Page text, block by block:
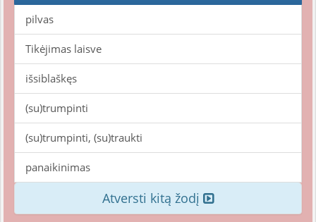
pilvas
Tikėjimas laisve
išsiblaškęs
(su)trumpinti
(su)trumpinti, (su)traukti
panaikinimas
Atversti kitą žodį